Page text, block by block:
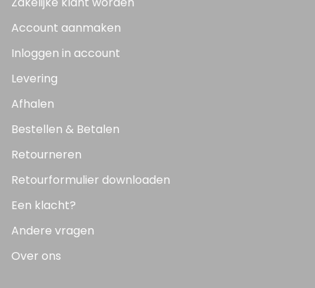
Account aanmaken
Inloggen in account
Levering
Afhalen
Bestellen & Betalen
Retourneren
Retourformulier downloaden
Een klacht?
Andere vragen
Over ons